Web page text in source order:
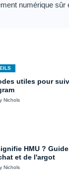
numérique sûr
utiles pour
Nichols
HMU ?
et de l'argot
Nichols